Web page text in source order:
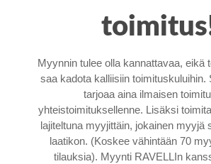
Myynnin tulee olla kannattavaa, eikä
saa kadota kalliisiin toimituskuluihin.
tarjoaa aina ilmaisen
yhteistoimituksellenne. Lisäksi
lajiteltuna myyjittäin, jokainen myyjä
laatikon. (Koskee vähintään 70
tilauksia). Myynti RAVELLIn